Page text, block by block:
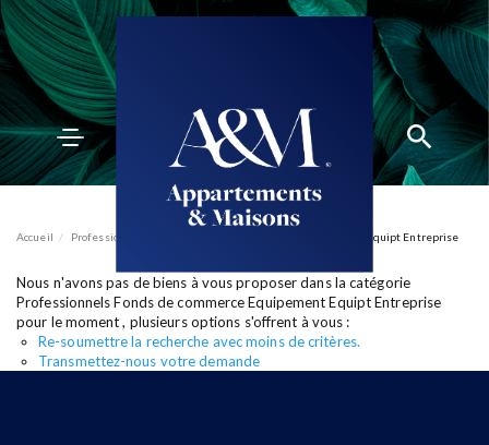
ACCUEIL
ACHETER
BIENS VENDUS
LOUER
ÉQUIPE
ACTUALITÉS
mon compte EN
Accueil Professionnels Equipt Entreprise
Nous n'avons pas de biens à vous proposer dans la catégorie
Professionnels Fonds de commerce Equipement Equipt Entreprise
pour le moment , plusieurs options s'offrent à vous :
Re-soumettre la recherche avec moins de critères.
Transmettez-nous votre demande